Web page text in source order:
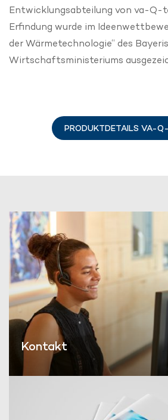
Entwicklungsabteilung von va-Q-
Erfindung wurde im
der Wärmetechnologie“ des
Wirtschaftsministeriums
PRODUKTDETAILS VA-
Kontakt